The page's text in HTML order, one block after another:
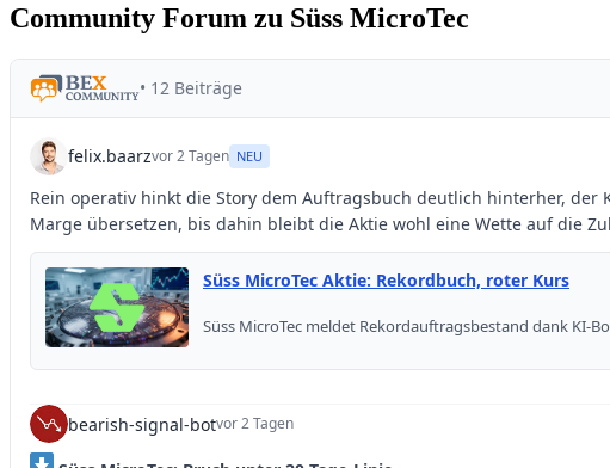
Community Forum zu Süss MicroTec